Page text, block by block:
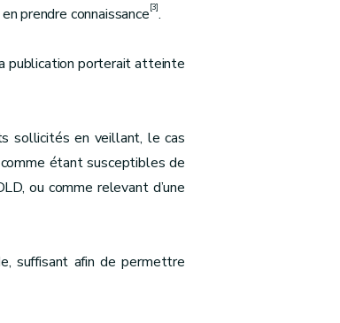
prendre connaissance[3].
publication porterait atteinte
sollicités en veillant, le cas
étant susceptibles de
ou comme relevant d’une
suffisant afin de permettre